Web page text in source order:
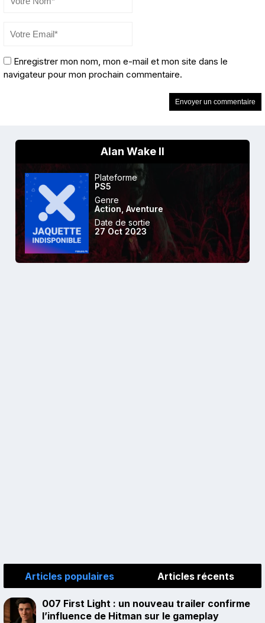
Enregistrer mon nom, mon e-mail et mon site dans le
navigateur pour mon prochain commentaire.
Alan Wake II
Plateforme
PS5
Genre
Action Aventure
Date de sortie
27 Oct 2023
Articles populaires Articles récents
007 First Light : un nouveau trailer confirme
l’influence de Hitman sur le gameplay